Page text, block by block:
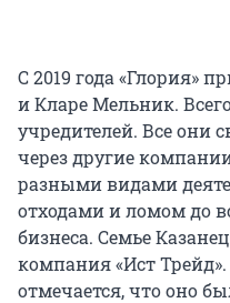
С 2019 года «Глория»
и Кларе Мельник.
учредителей. Все они
через другие
разными видами
отходами и ломом до
бизнеса. Семье
компания «Ист
отмечается, что оно